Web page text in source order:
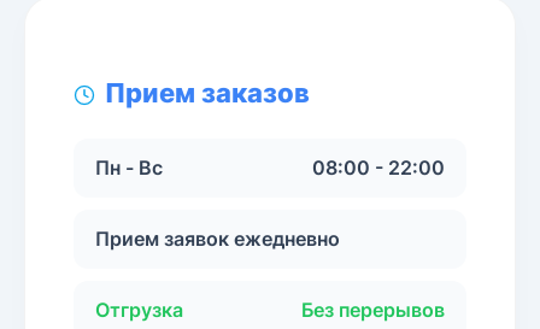
Прием заказов
Пн - Вс 08:00 - 22:00
Прием заявок ежедневно
Отгрузка Без перерывов